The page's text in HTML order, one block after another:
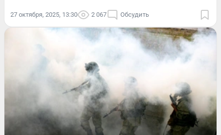
27 октября, 2025, 13:30 2 067 Обсудить